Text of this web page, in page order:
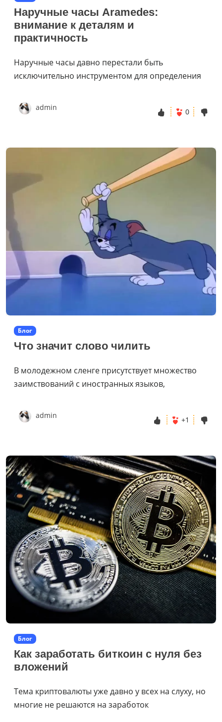
Наручные часы Aramedes:
внимание к деталям и
практичность
Наручные часы давно перестали быть
исключительно инструментом для определения
admin 0
Блог
Что значит слово чилить
В молодежном сленге присутствует множество
заимствований с иностранных языков,
admin +1
Блог
Как заработать биткоин с нуля без
вложений
Тема криптовалюты уже давно у всех на слуху, но
многие не решаются на заработок